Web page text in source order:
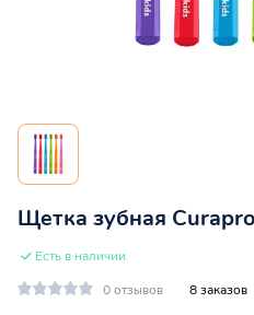
Щетка зубная
Есть в наличии
0 отзывов
8 заказов